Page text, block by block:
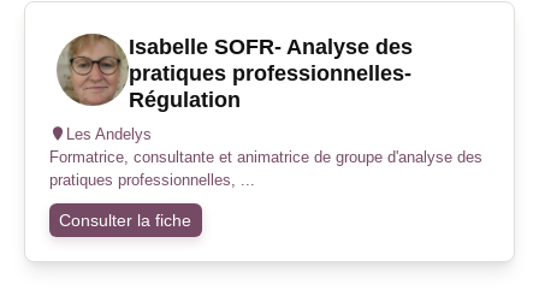
Isabelle SOFR- Analyse des
pratiques professionnelles-
Régulation
Les Andelys
Formatrice, consultante et animatrice de groupe d'analyse des
pratiques professionnelles, ...
Consulter la fiche